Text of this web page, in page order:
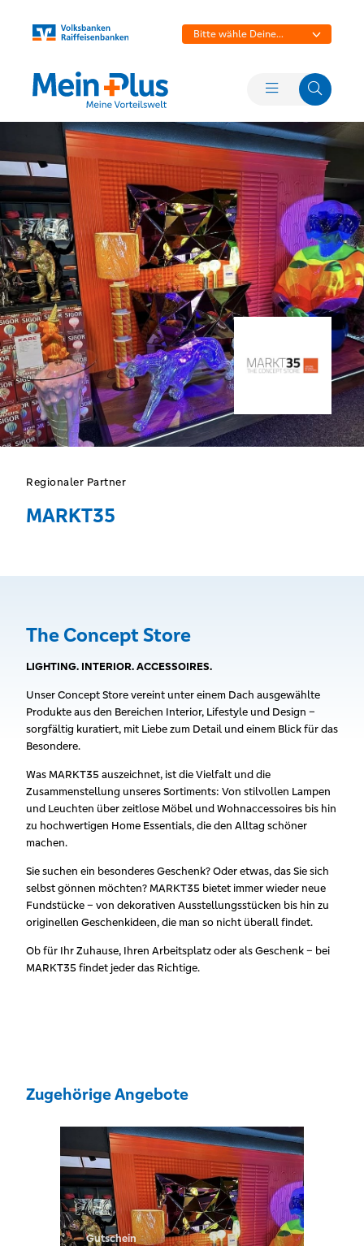
Bitte wähle Deine
Regionaler Partner
MARKT35
The Concept Store
LIGHTING. INTERIOR. ACCESSOIRES.
Unser Concept Store vereint unter einem Dach ausgewählte
Produkte aus den Bereichen Interior, Lifestyle und Design –
sorgfältig kuratiert, mit Liebe zum Detail und einem Blick für das
Besondere.
Was MARKT35 auszeichnet, ist die Vielfalt und die
Zusammenstellung unseres Sortiments: Von stilvollen Lampen
und Leuchten über zeitlose Möbel und Wohnaccessoires bis hin
zu hochwertigen Home Essentials, die den Alltag schöner
machen.
Sie suchen ein besonderes Geschenk? Oder etwas, das Sie sich
selbst gönnen möchten? MARKT35 bietet immer wieder neue
Fundstücke – von dekorativen Ausstellungsstücken bis hin zu
originellen Geschenkideen, die man so nicht überall findet.
Ob für Ihr Zuhause, Ihren Arbeitsplatz oder als Geschenk – bei
MARKT35 findet jeder das Richtige.
Zugehörige Angebote
Gutschein